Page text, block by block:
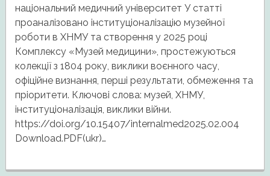
національний медичний університет У статті
проаналізовано інституціоналізацію музейної
роботи в ХНМУ та створення у 2025 році
Комплексу «Музей медицини», простежуються
колекції з 1804 року, виклики воєнного часу,
офіційне визнання, перші результати, обмеження та
пріоритети. Ключові слова: музей, ХНМУ,
інституціоналізація, виклики війни.
https://doi.org/10.15407/internalmed2025.02.004
Download.PDF(ukr)…